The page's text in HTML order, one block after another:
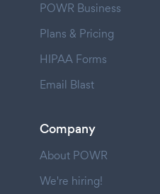
POWR Business
Plans & Pricing
HIPAA Forms
Email Blast
Company
About POWR
We're hiring!